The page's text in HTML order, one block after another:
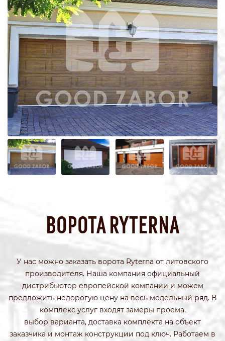
ВОРОТА RYTERNA
У нас можно заказать ворота Ryterna от литовского
производителя. Наша компания официальный
дистрибьютор европейской компании и можем
предложить недорогую цену на весь модельный ряд. В
комплекс услуг входят замеры проема,
выбор варианта, доставка комплекта на объект
заказчика и монтаж конструкции под ключ. Работаем в